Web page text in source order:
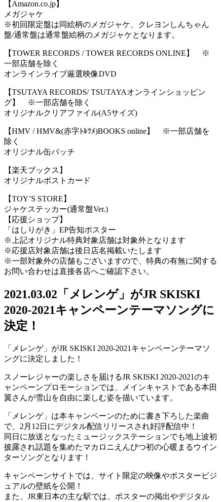
【Amazon.co.jp】
メガジャケ
※初回限定盤は同絵柄のメガジャケ、クレヨンしんちゃん
盤/通常盤は通常盤絵柄のメガジャケとなります。
【TOWER RECORDS / TOWER RECORDS ONLINE】 ※
一部店舗を除く
オンラインライブ厳選映像DVD
【TSUTAYA RECORDS/ TSUTAYAオンラインショッピン
グ】 ※一部店舗を除く
オリジナルクリアファイル(A5サイズ)
【HMV / HMV&(赤字ﾄﾙﾂﾒ)BOOKS online】 ※一部店舗を
除く
オリジナル缶バッチ
【楽天ブックス】
オリジナルポストカード
【TOY’S STORE】
ジャケステッカー(通常盤Ver.)
【応援ショップ】
「はしりがき」EP告知ポスター
※上記オリジナル特典対象店舗は対象外となります
※応援店対象店舗は後日店名掲載いたします
※一部対象外の店舗もございますので、特典の有無に関する
お問い合わせは直接各店へご確認下さい。
2021.03.02 「メレンゲ」がJR SKISKI
2020-2021キャンペーンテーマソングに
決定！
「メレンゲ」がJR SKISKI 2020-2021キャンペーンテーマソ
ングに決定しました！
スノーレジャーの楽しさを届けるJR SKISKI 2020-2021のキ
ャンペーンプロモーションでは、メインキャストである本田
翼さんが雪山を自由に楽しむ姿を描いています。
「メレンゲ」は本キャンペーンのために書き下ろした楽曲
で、2月12日にデジタル配信リリースされ好評配信中！
同日に放送となったミュージックステーションでも地上波初
披露され話題を集めたマカロニえんぴつ初の心暖まるウイン
ターソングとなります！
キャンペーンサイトでは、サイト限定の映像やポスタービジ
ュアルの壁紙を公開！
また、JR東日本の主な駅では、ポスターの掲出やデジタル